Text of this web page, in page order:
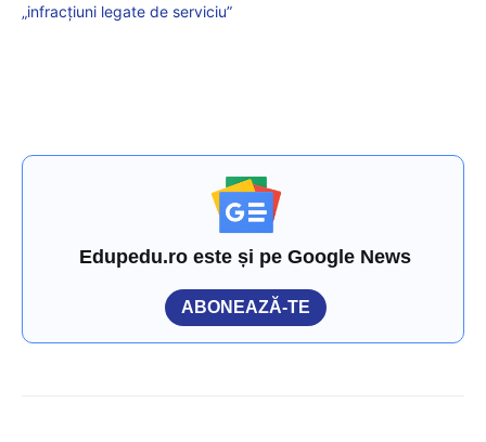
„infracţiuni legate de serviciu”
Edupedu.ro este și pe Google News
ABONEAZĂ-TE